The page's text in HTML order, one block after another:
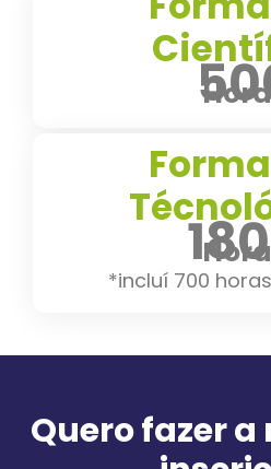
*incluí 700
Quero fazer